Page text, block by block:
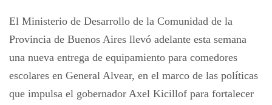
El Ministerio de Desarrollo de la Comunidad de la
Provincia de Buenos Aires llevó adelante esta semana
una nueva entrega de equipamiento para comedores
escolares en General Alvear, en el marco de las políticas
que impulsa el gobernador Axel Kicillof para fortalecer